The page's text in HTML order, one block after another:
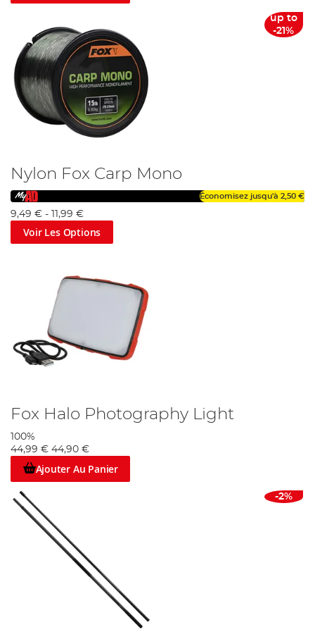
up to
-21%
Nylon Fox Carp Mono
Économisez jusqu'à 2,50 €
9,49 € - 11,99 €
Voir Les Options
Fox Halo Photography Light
100%
44,99 € 44,90 €
Ajouter Au Panier
-2%